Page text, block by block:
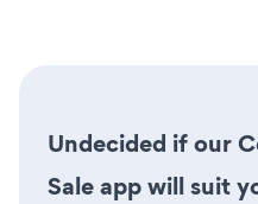
Undecided if our
Sale app will suit